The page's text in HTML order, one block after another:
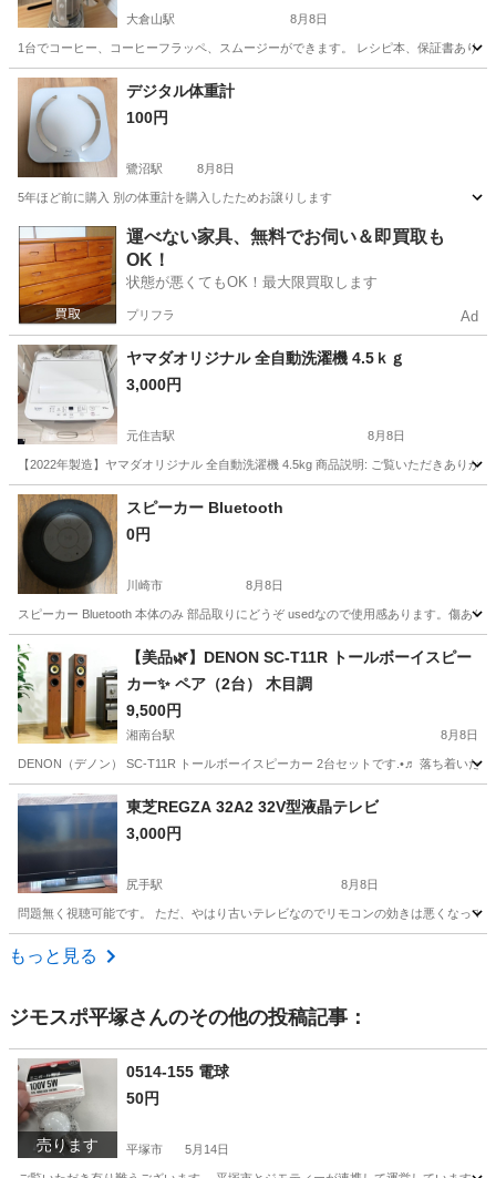
大倉山駅 8月8日
1台でコーヒー、コーヒーフラッペ、スムージーができます。 レシピ本、保証書あ
神奈川 横浜市 大倉山駅 キッチン家電
デジタル体重計
100円
鷺沼駅 8月8日
5年ほど前に購入 別の体重計を購入したためお譲りします
神奈川 横浜市 鷺沼駅 美容家電 体重計
運べない家具、無料でお伺い＆即買取も
OK！
状態が悪くてもOK！最大限買取します
プリフラ Ad
ヤマダオリジナル 全自動洗濯機 4.5ｋｇ
3,000円
元住吉駅 8月8日
【2022年製造】ヤマダオリジナル 全自動洗濯機 4.5kg 商品説明: ご覧いただきあり
神奈川 川崎市 元住吉駅
スピーカー Bluetooth
0円
川崎市 8月8日
スピーカー Bluetooth 本体のみ 部品取りにどうぞ usedなので使用感あります。傷あ
神奈川 オーディオ
【美品🌿‬】DENON SC-T11R トールボーイスピー
カー✨️ ペア（2台） 木目調
9,500円
湘南台駅 8月8日
DENON（デノン） SC-T11R トールボーイスピーカー 2台セットです.•♬ 落ち着いた
神奈川 藤沢市 湘南台駅 オーディオ トールボーイ
東芝REGZA 32A2 32V型液晶テレビ
3,000円
尻手駅 8月8日
問題無く視聴可能です。 ただ、やはり古いテレビなのでリモコンの効きは悪くなっ
神奈川 川崎市
もっと見る
ジモスポ平塚さんのその他の投稿記事：
売ります
0514-155 電球
50円
平塚市 5月14日